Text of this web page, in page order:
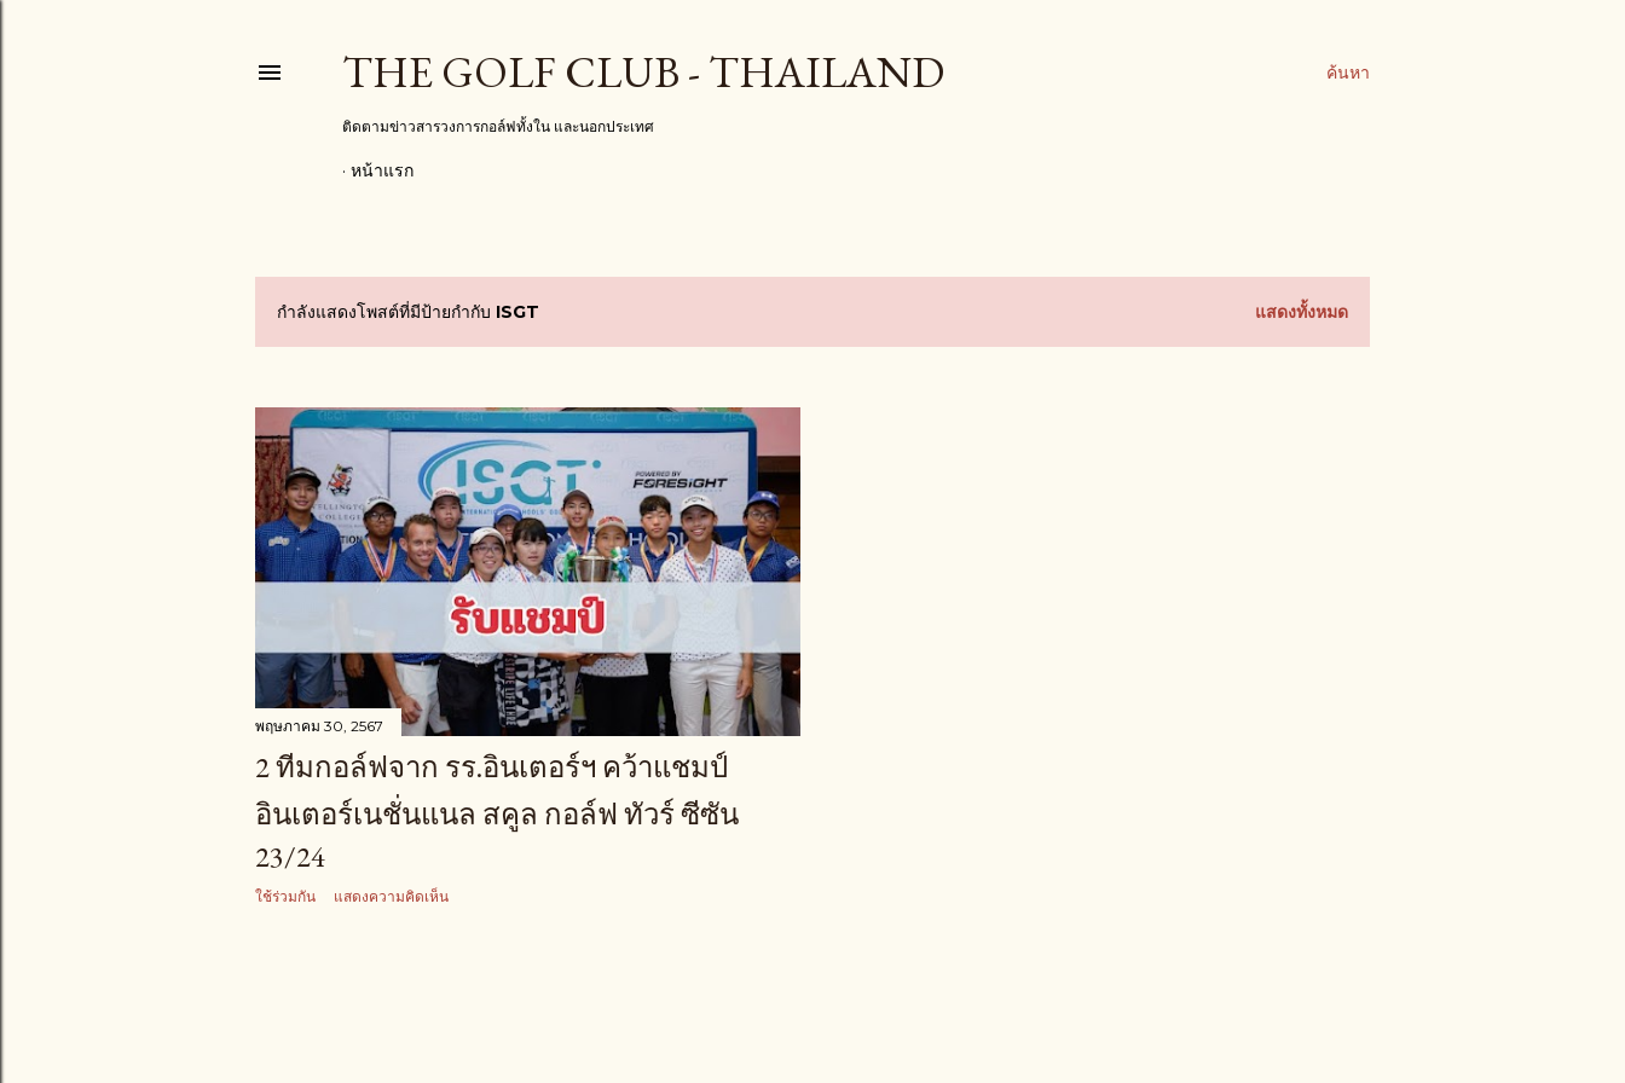
ค้นหา
THE GOLF CLUB - THAILAND
ติดตามข่าวสารวงการกอล์ฟทั้งใน และนอกประเทศ
หน้าแรก
บ
ค
ว
า
กำลังแสดงโพสต์ที่มีป้ายกำกับ ISGT แสดงทั้งหมด
พฤษภาคม 30, 2567
2 ทีมกอล์ฟจาก รร.อินเตอร์ฯ คว้าแชมป์
อินเตอร์เนชั่นแนล สคูล กอล์ฟ ทัวร์ ซีซัน
23/24
ใช้ร่วมกัน แสดงความคิดเห็น